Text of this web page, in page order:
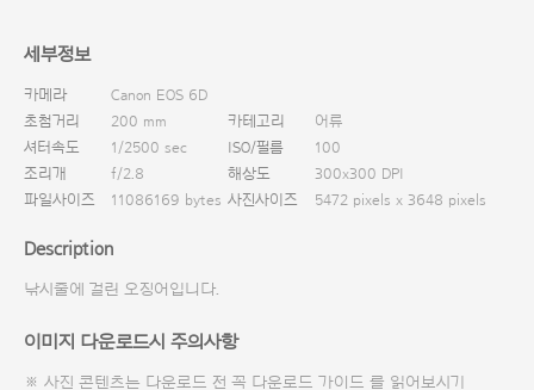
세부정보
카메라
Canon EOS 6D
초첨거리
200 mm 카테고리
어류
셔터속도
1/2500 sec ISO/필름
100
조리개
f/2.8 해상도
300x300 DPI
파일사이즈
11086169 bytes 사진사이즈 5472 pixels x 3648 pixels
Description
낚시줄에 걸린 오징어입니다.
이미지 다운로드시 주의사항
※ 사진 콘텐츠는 다운로드 전 꼭 다운로드 가이드 를 읽어보시기